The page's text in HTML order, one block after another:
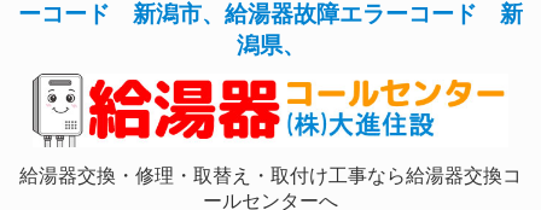
ーコード 新潟市、給湯器故障エラーコード 新
潟県、
給湯器交換・修理・取替え・取付け工事なら給湯器交換コ
ールセンターへ